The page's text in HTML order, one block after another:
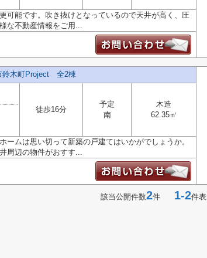
可能です。吹き抜けとなっているので天井が高く、圧
な不動産情報をご用...
鈴木町Project 全2棟
徒歩16分
予定
南
木造
62.35㎡
ムは思い切って新築の戸建てはいかがでしょうか。
周辺の物件がおすす...
該当公開件数2件 1-2件